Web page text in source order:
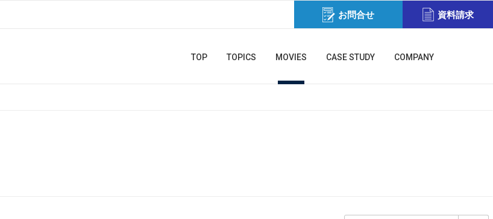
お問合せ 資料請求
TOP TOPICS MOVIES CASE STUDY COMPANY